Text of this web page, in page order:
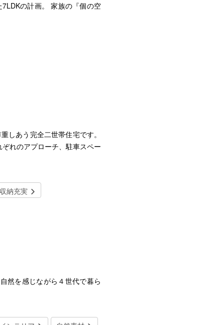
の計画。 家族の『個の空
しあう完全二世帯住宅です。
れのアプローチ、駐車スペー
収納充実
然を感じながら４世代で暮ら